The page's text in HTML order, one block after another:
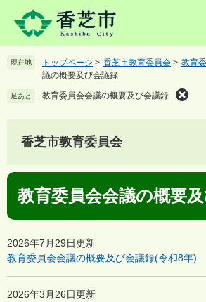
現在地 トップページ > 香芝市教育委員会 > 教育
議の概要及び会議録
足あと 教育委員会会議の概要及び会議録
香芝市教育委員会
本
教育委員会会議の概要
2026年7月29日更新
教育委員会会議の概要及び会議録(令和8年)
2026年3月26日更新